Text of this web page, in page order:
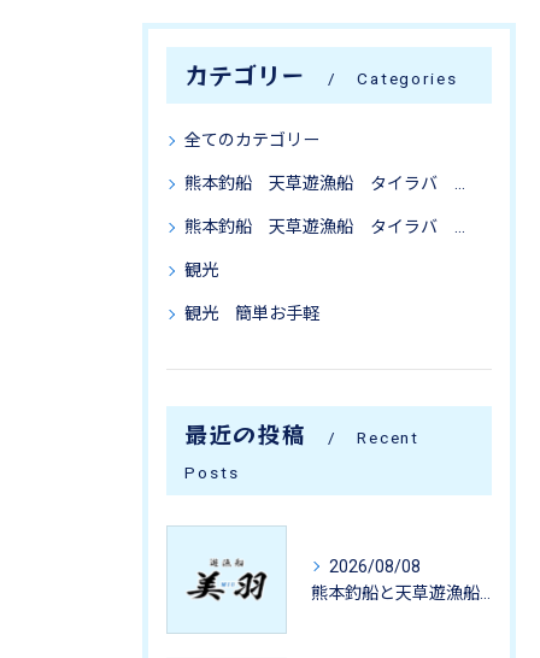
カテゴリー Categories
全てのカテゴリー
熊本釣船 天草遊漁船 タイラバ ジギング アジング テンヤ ワタリガニ アコウ 根魚 太刀魚 タコ 落とし込み コウイカ アオリイカ アカイカ タイジギ 船フカセ オキアミ五目 キス釣り ファミリーフィッシング 家族釣り SLJ ティップラン ファミリー五目釣り 初心者 ヒラメ釣り メバル釣り カワハギ釣り 観光 簡単お手軽
熊本釣船 天草遊漁船 タイラバ ジギング アジング テンヤ ワタリガニ アコウ 根魚 太刀魚 タコ 落とし込み コウイカ アオリイカ アカイカ タイジギ 船フカセ オキアミ五目 キス釣り ファミリーフィッシング 家族釣り SLJ ティップラン ファミリー五目釣り 初心者 ヒラメ釣り メバル釣り カワハギ釣り 観光 簡単お手軽 遊漁船美羽
観光
観光 簡単お手軽
最近の投稿
Recent
Posts
2026/08/08